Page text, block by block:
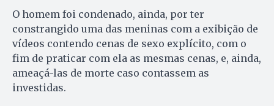
O homem foi condenado, ainda, por ter
constrangido uma das meninas com a exibição de
vídeos contendo cenas de sexo explícito, com o
fim de praticar com ela as mesmas cenas, e, ainda,
ameaçá-las de morte caso contassem as
investidas.